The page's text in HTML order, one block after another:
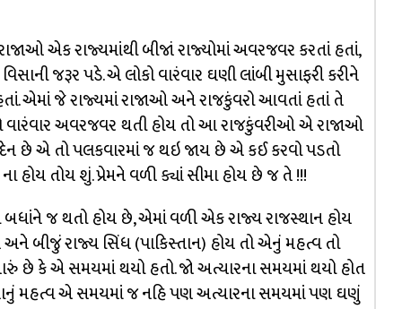
એક રાજ્યમાંથી બીજાં રાજ્યોમાં અવરજવર કરતાં હતાં,
જરૂર પડે. એ લોકો વારંવાર ઘણી લાંબી મુસાફરી કરીને
એમાં જે રાજ્યમાં રાજાઓ અને રાજકુંવરો આવતાં હતાં તે
વારંવાર અવરજવર થતી હોય તો આ રાજકુંવરીઓ એ રાજાઓ
દેન છે એ તો પલકવારમાં જ થઇ જાય છે એ કઈ કરવો પડતો
તોય શું. પ્રેમને વળી ક્યાં સીમા હોય છે જ તે !!!
જ થતો હોય છે, એમાં વળી એક રાજ્ય રાજસ્થાન હોય
બીજું રાજ્ય સિંધ (પાકિસ્તાન) હોય તો એનું મહત્વ તો
છે કે એ સમયમાં થયો હતો. જો અત્યારના સમયમાં થયો હોત
મહત્વ એ સમયમાં જ નહિ પણ અત્યારના સમયમાં પણ ઘણું